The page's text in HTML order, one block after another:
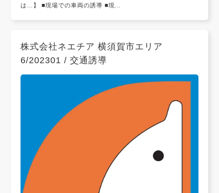
は…】 ■現場での車両の誘導 ■現...
株式会社ネエチア 横須賀市エリア
6/202301 / 交通誘導